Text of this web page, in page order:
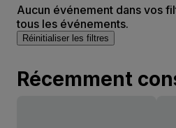
Aucun événement dans vos
tous les événements.
Réinitialiser les filtres
Récemment